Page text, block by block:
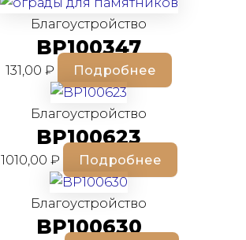
Благоустройство
BP100347
131,00₽ Подробнее
Благоустройство
BP100623
1010,00 ₽ Подробнее
Благоустройство
BP100630